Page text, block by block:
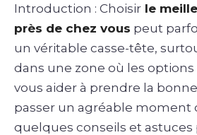
Introduction : Choisir le
près de chez vous peut
un véritable casse-tête,
dans une zone où les
vous aider à prendre la
passer un agréable moment
quelques conseils et astuces